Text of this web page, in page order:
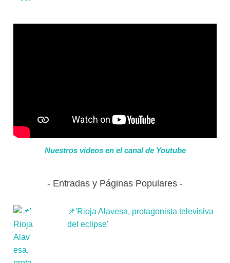
Nuestros videos en el canal de Youtube
Entradas y Páginas Populares
📌'Rioja Alavesa, protagonista televisiva
del eclipse'